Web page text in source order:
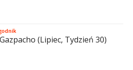
(Lipiec, Tydzień 30)